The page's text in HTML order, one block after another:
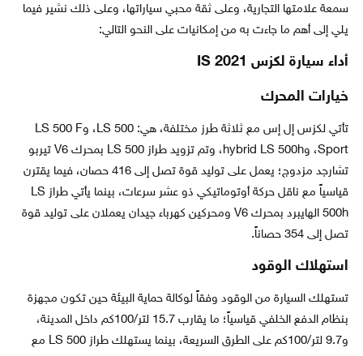
سمعة علامتها التجارية، وعلى ثقة محبي سياراتها، وعلى ذلك نشير فيما
يلي إلى أهم ما جاءت به من إمكانيات على النحو التالي:
أداء سيارة لكزس IS 2021
خيارات المحرك
تأتي لكزس إل إس مع ثلاثة طرز مختلفة، هي: LS 500، وLS 500 F
Sport، وhybrid LS 500h، وتم تزويد طراز LS 500 بمحرك V6 تيربو
تشارجد مزدوج؛ يعمل على توليد قوة تصل إلى 416 حصان، فيما يقترن
قياسياً مع ناقل حركة أوتوماتيكي ذو عشر سرعات، بينما يأتي طراز LS
500h الهايبرد بمحرك V6 ومحركين كهرباء جيدان يعملان على توليد قوة
تصل إلى 354 حصاناً.
استهلاك الوقود
تستهلك السيارة من الوقود وفقاً لوكالة حماية البيئة حين تكون مجهزة
بنظام الدفع الخلفي قياسياً؛ ما يقارب 15.7 لتر/100كم داخل المدينة،
و9.7 لتر/100كم على الطرق السريعة، بينما يستهلك طراز LS 500 مع